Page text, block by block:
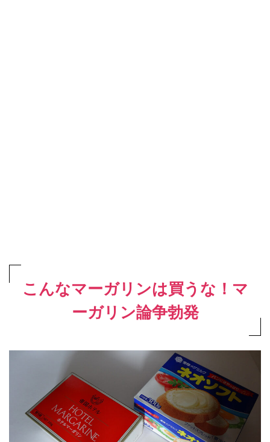
こんなマーガリンは買うな！マ
ーガリン論争勃発